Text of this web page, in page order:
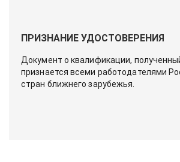
ПРИЗНАНИЕ УДОСТОВЕРЕНИЯ
Документ о квалификации,
признается всеми работодателями
стран ближнего зарубежья.